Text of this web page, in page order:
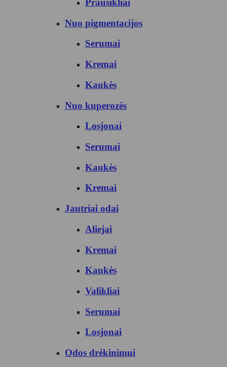
Prausikliai
Nuo pigmentacijos
Serumai
Kremai
Kaukės
Nuo kuperozės
Losjonai
Serumai
Kaukės
Kremai
Jautriai odai
Aliejai
Kremai
Kaukės
Valikliai
Serumai
Losjonai
Odos drėkinimui